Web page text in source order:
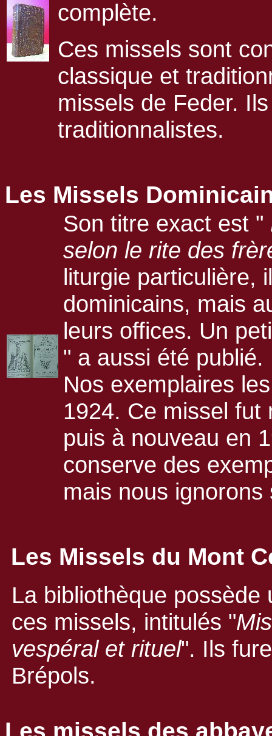
complète.
Ces missels sont
classique et
missels de Feder.
traditionnalistes.
Les Missels
Son titre exact est "
selon le rite des
liturgie particulière,
dominicains, mais
leurs offices. Un
" a aussi été publié.
Nos exemplaires
1924. Ce missel fut
puis à nouveau en
conserve des
mais nous
Les Missels du Mont
La bibliothèque
ces missels, intitulés "
vespéral et rituel". Ils
Brépols.